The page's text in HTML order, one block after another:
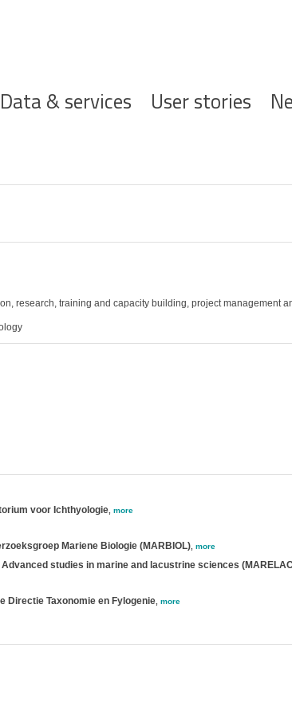
Data & services User stories
research, training and capacity building, project management
voor Ichthyologie, more
Mariene Biologie (MARBIOL), more
studies in marine and lacustrine sciences
Directie Taxonomie en Fylogenie, more